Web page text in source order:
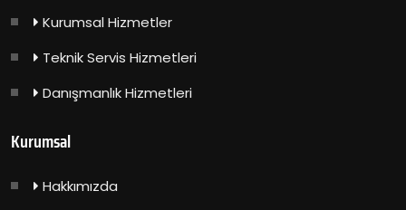
Kurumsal Hizmetler
Teknik Servis Hizmetleri
Danışmanlık Hizmetleri
Kurumsal
Hakkımızda